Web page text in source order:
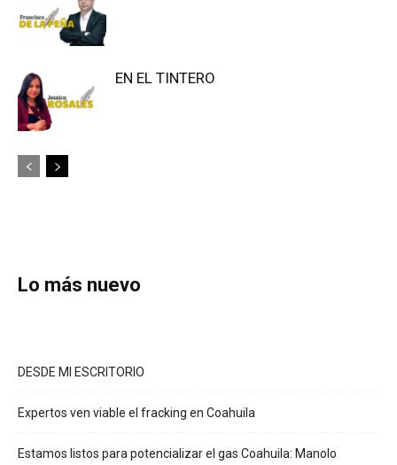
EN EL TINTERO
Lo más nuevo
DESDE MI ESCRITORIO
Expertos ven viable el fracking en Coahuila
Estamos listos para potencializar el gas Coahuila: Manolo